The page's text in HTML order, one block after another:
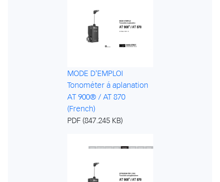
MODE D'EMPLOI
Tonométer á aplanation
AT 900® / AT 870
(French)
PDF (847.245 KB)